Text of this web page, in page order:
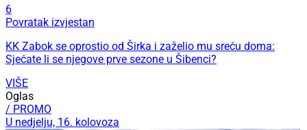
6
Povratak izvjestan
KK Zabok se oprostio od Širka i zaželio mu sreću doma:
Sjećate li se njegove prve sezone u Šibenci?
VIŠE
Oglas
/ PROMO
U nedjelju, 16. kolovoza